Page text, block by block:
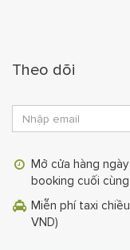
Theo dõi
Mở cửa hàng
booking cuối
Miễn phí taxi
VND)